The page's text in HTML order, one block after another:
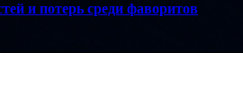
и потерь среди фаворитов